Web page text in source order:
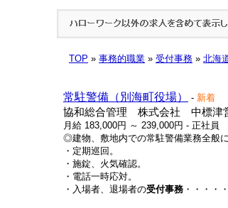
TOP » 事務的職業 » 受付事務 » 北海
常駐警備（別海町役場） - 新着
協和総合管理 株式会社 中標津
月給 183,000円 ～ 239,000円 - 正社員
◎建物、敷地内での常駐警備業務全般
・定期巡回。
・施錠、火気確認。
・電話一時応対。
・入場者、退場者の受付事務 ・・・・